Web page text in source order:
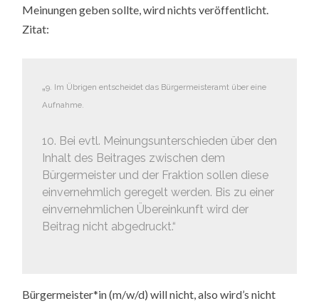
Meinungen geben sollte, wird nichts veröffentlicht.
Zitat:
„9. Im Übrigen entscheidet das Bürgermeisteramt über eine
Aufnahme.
10. Bei evtl. Meinungsunterschieden über den
Inhalt des Beitrages zwischen dem
Bürgermeister und der Fraktion sollen diese
einvernehmlich geregelt werden. Bis zu einer
einvernehmlichen Übereinkunft wird der
Beitrag nicht abgedruckt.“
Bürgermeister*in (m/w/d) will nicht, also wird’s nicht